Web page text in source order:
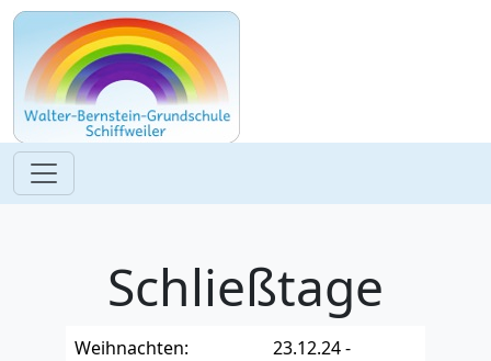
Schließtage
Weihnachten:
23.12.24 -